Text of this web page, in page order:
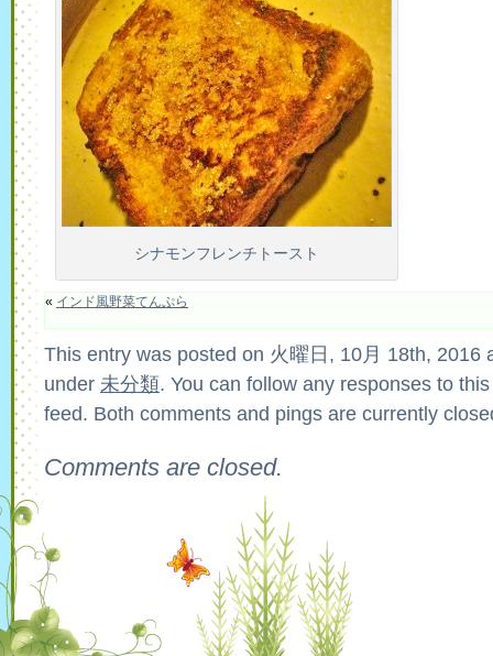
シナモンフレンチトースト
« インド風野菜てんぷら
This entry was posted on 火曜日, 10月 18th, 2016
under 未分類. You can follow any responses to
feed. Both comments and pings are currently
Comments are closed.